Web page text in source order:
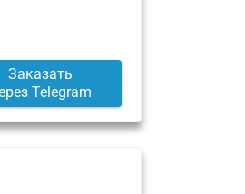
Заказать
Telegram